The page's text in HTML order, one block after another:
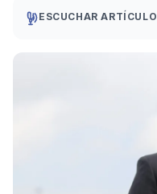
ESCUCHAR ARTÍCULO